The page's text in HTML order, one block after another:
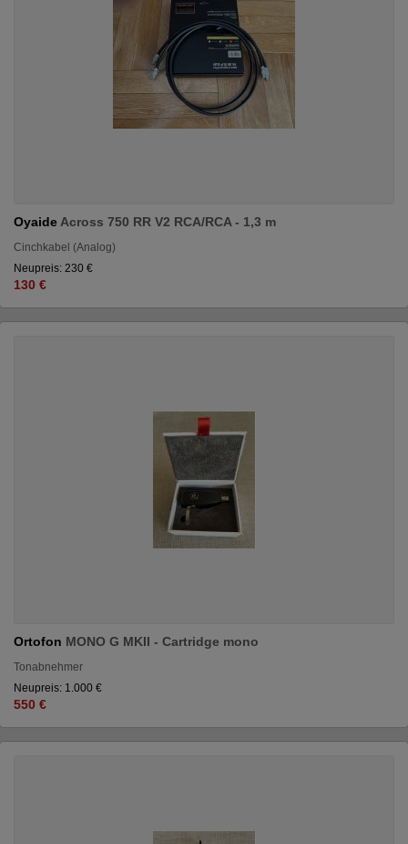
Oyaide Across 750 RR V2 RCA/RCA - 1,3 m
Cinchkabel (Analog)
Neupreis: 230 €
130 €
Ortofon MONO G MKII - Cartridge mono
Tonabnehmer
Neupreis: 1.000 €
550 €